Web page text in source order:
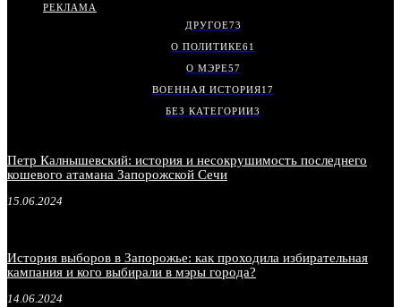
РЕКЛАМА
ДРУГОЕ73
О ПОЛИТИКЕ61
О МЭРЕ57
ВОЕННАЯ ИСТОРИЯ17
БЕЗ КАТЕГОРИИ3
Петр Калнышевский: история и несокрушимость последнего
кошевого атамана Запорожской Сечи
15.06.2024
История выборов в Запорожье: как проходила избирательная
кампания и кого выбирали в мэры города?
14.06.2024